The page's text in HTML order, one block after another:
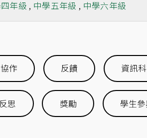
年級 , 中學五年級 , 中學六年級
協作 反饋 資訊
反思 獎勵 學生